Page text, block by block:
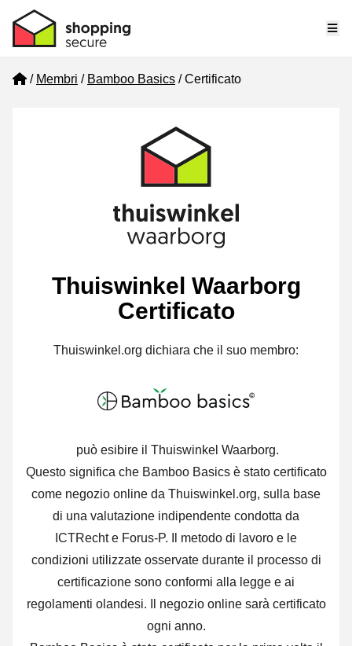
Home
Membri Bamboo Basics Certificato
Thuiswinkel Waarborg
Certificato
Thuiswinkel.org dichiara che il suo membro:
può esibire il Thuiswinkel Waarborg.
Questo significa che Bamboo Basics è stato certificato
come negozio online da Thuiswinkel.org, sulla base
di una valutazione indipendente condotta da
ICTRecht e Forus-P. Il metodo di lavoro e le
condizioni utilizzate osservate durante il processo di
certificazione sono conformi alla legge e ai
regolamenti olandesi. Il negozio online sarà certificato
ogni anno.